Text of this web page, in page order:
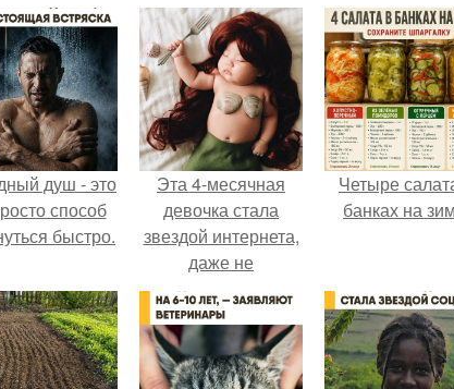
душ - это
способ
быстро.
Эта 4-месячная
девочка стала
звездой интернета,
даже не
просыпаясь.
Четыре
банках на